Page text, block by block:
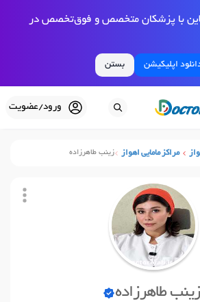
با پزشکان متخصص و فوق‌تخصص در
اپلیکیشن بستن
ورود/عضویت
مراکز مامایی اهواز زینب طاهرزاده
زینب طاهرزاده